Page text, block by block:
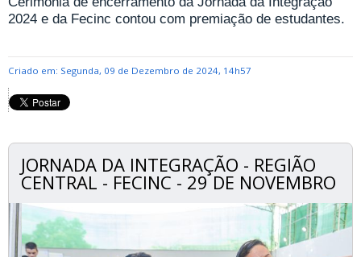
2024 e da Fecinc contou com premiação de estudantes.
Criado em: Segunda, 09 de Dezembro de 2024, 14h57
JORNADA DA INTEGRAÇÃO - REGIÃO
CENTRAL - FECINC - 29 DE NOVEMBRO